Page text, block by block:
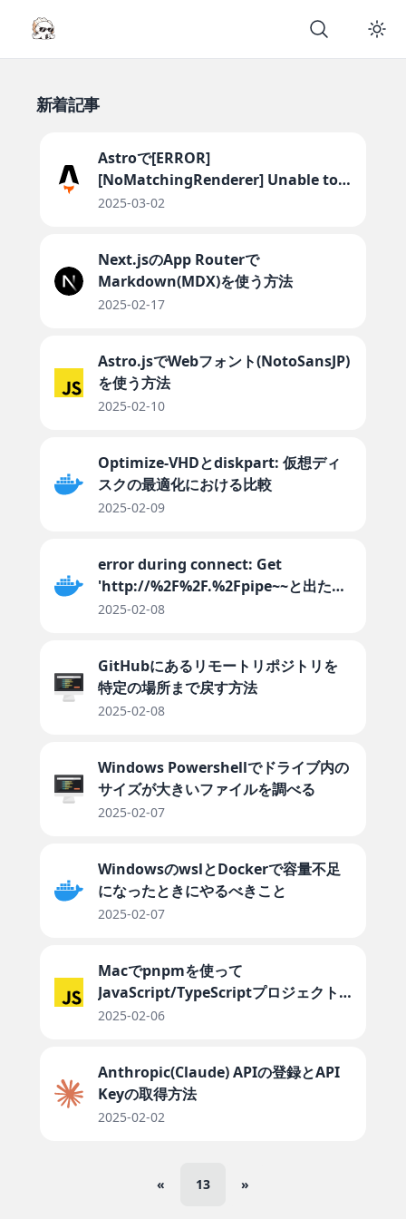
新着記事
Astroで[ERROR]
[NoMatchingRenderer] Unable to
renderが出た時の解決法
2025-03-02
Next.jsのApp Routerで
Markdown(MDX)を使う方法
2025-02-17
Astro.jsでWebフォント(NotoSansJP)
を使う方法
2025-02-10
Optimize-VHDとdiskpart: 仮想ディ
スクの最適化における比較
2025-02-09
error during connect: Get
'http://%2F%2F.%2Fpipe~~と出たと
きの対処法
2025-02-08
GitHubにあるリモートリポジトリを
特定の場所まで戻す方法
2025-02-08
Windows Powershellでドライブ内の
サイズが大きいファイルを調べる
2025-02-07
WindowsのwslとDockerで容量不足
になったときにやるべきこと
2025-02-07
Macでpnpmを使って
JavaScript/TypeScriptプロジェクト
をはじめる方法
2025-02-06
Anthropic(Claude) APIの登録とAPI
Keyの取得方法
2025-02-02
« 13 »